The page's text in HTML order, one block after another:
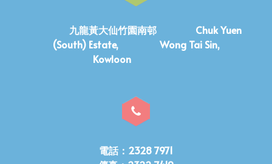
九龍黃大仙竹園南邨 Chuk Yuen
(South) Estate, Wong Tai Sin,
Kowloon
電話：2328 7971